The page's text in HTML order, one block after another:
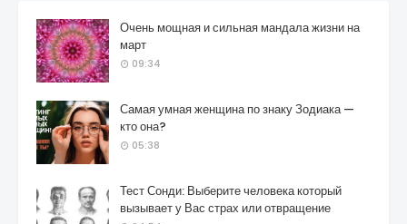
Очень мощная и сильная мандала жизни на
март
09:34
Самая умная женщина по знаку Зодиака —
кто она?
05:38
Тест Сонди: Выберите человека который
вызывает у Вас страх или отвращение